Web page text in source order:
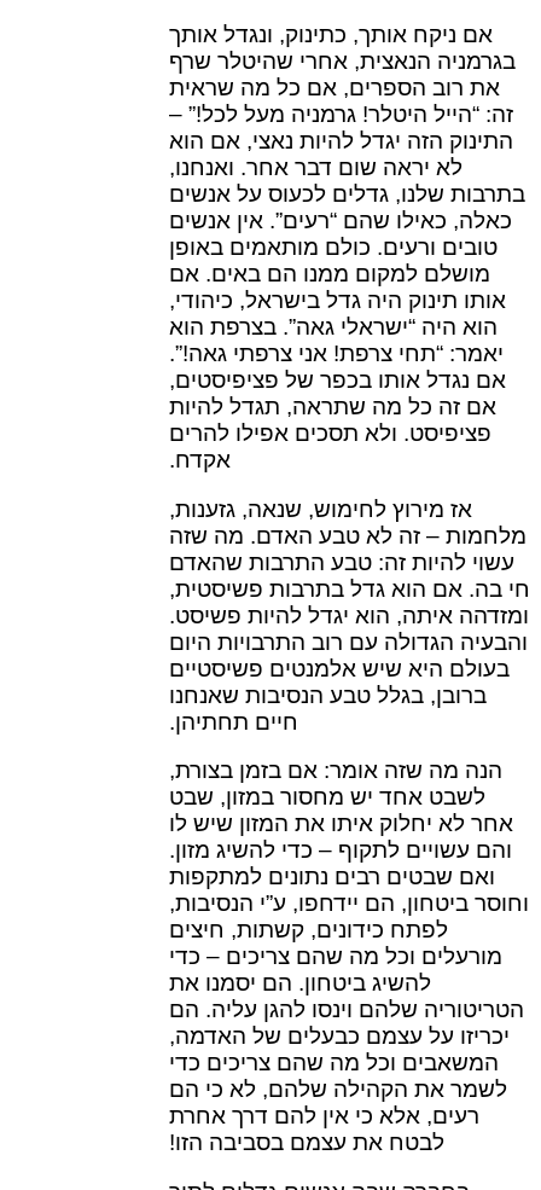
אם ניקח אותך, כתינוק, ונגדל אותך
בגרמניה הנאצית, אחרי שהיטלר שרף
את רוב הספרים, אם כל מה שראית
זה: “הייל היטלר! גרמניה מעל לכל!” –
התינוק הזה יגדל להיות נאצי, אם הוא
לא יראה שום דבר אחר. ואנחנו,
בתרבות שלנו, גדלים לכעוס על אנשים
כאלה, כאילו שהם “רעים”. אין אנשים
טובים ורעים. כולם מותאמים באופן
מושלם למקום ממנו הם באים. אם
אותו תינוק היה גדל בישראל, כיהודי,
הוא היה “ישראלי גאה”. בצרפת הוא
יאמר: “תחי צרפת! אני צרפתי גאה!”.
אם נגדל אותו בכפר של פציפיסטים,
אם זה כל מה שתראה, תגדל להיות
פציפיסט. ולא תסכים אפילו להרים
אקדח.
אז מירוץ לחימוש, שנאה, גזענות,
מלחמות – זה לא טבע האדם. מה שזה
עשוי להיות זה: טבע התרבות שהאדם
חי בה. אם הוא גדל בתרבות פשיסטית,
ומזדהה איתה, הוא יגדל להיות פשיסט.
והבעיה הגדולה עם רוב התרבויות היום
בעולם היא שיש אלמנטים פשיסטיים
ברובן, בגלל טבע הנסיבות שאנחנו
חיים תחתיהן.
הנה מה שזה אומר: אם בזמן בצורת,
לשבט אחד יש מחסור במזון, שבט
אחר לא יחלוק איתו את המזון שיש לו
והם עשויים לתקוף – כדי להשיג מזון.
ואם שבטים רבים נתונים למתקפות
וחוסר ביטחון, הם יידחפו, ע”י הנסיבות,
לפתח כידונים, קשתות, חיצים
מורעלים וכל מה שהם צריכים – כדי
להשיג ביטחון. הם יסמנו את
הטריטוריה שלהם וינסו להגן עליה. הם
יכריזו על עצמם כבעלים של האדמה,
המשאבים וכל מה שהם צריכים כדי
לשמר את הקהילה שלהם, לא כי הם
רעים, אלא כי אין להם דרך אחרת
לבטח את עצמם בסביבה הזו!